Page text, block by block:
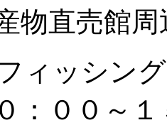
直売館周
ィッシン
００～１